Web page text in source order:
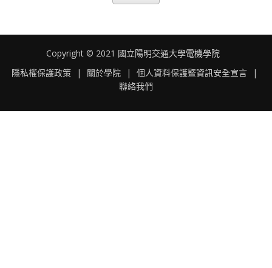
Copyright © 2021 國立陽明交通大學電機學院
隱私權保護政策
| 關於學院 | 個人資料保護暨資訊安全宣言
|
聯絡我們